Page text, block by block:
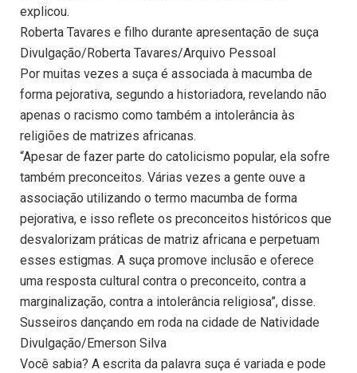
explicou.
Roberta Tavares e filho durante apresentação de suça
Divulgação/Roberta Tavares/Arquivo Pessoal
Por muitas vezes a suça é associada à macumba de
forma pejorativa, segundo a historiadora, revelando não
apenas o racismo como também a intolerância às
religiões de matrizes africanas.
“Apesar de fazer parte do catolicismo popular, ela sofre
também preconceitos. Várias vezes a gente ouve a
associação utilizando o termo macumba de forma
pejorativa, e isso reflete os preconceitos históricos que
desvalorizam práticas de matriz africana e perpetuam
esses estigmas. A suça promove inclusão e oferece
uma resposta cultural contra o preconceito, contra a
marginalização, contra a intolerância religiosa”, disse.
Susseiros dançando em roda na cidade de Natividade
Divulgação/Emerson Silva
Você sabia? A escrita da palavra suça é variada e pode